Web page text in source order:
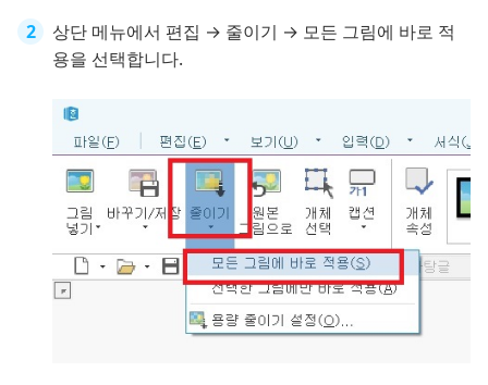
상단 메뉴에서 편집 → 줄이기 → 모든 그림에 바로 적
용을 선택합니다.